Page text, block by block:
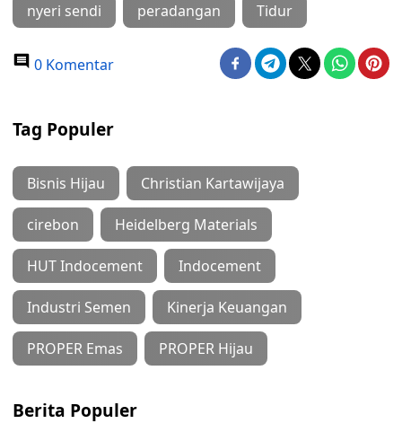
nyeri sendi peradangan Tidur
0 Komentar
Tag Populer
Bisnis Hijau Christian Kartawijaya
cirebon Heidelberg Materials
HUT Indocement Indocement
Industri Semen Kinerja Keuangan
PROPER Emas PROPER Hijau
Berita Populer